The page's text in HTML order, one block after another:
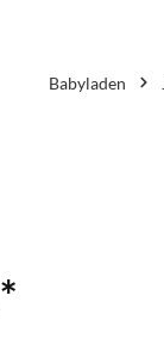
Babyladen
*